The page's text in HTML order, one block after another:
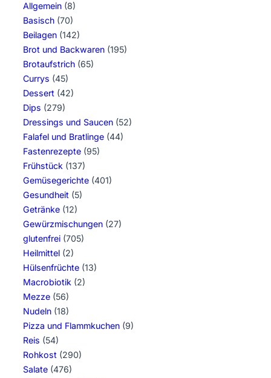
Allgemein (8)
Basisch (70)
Beilagen (142)
Brot und Backwaren (195)
Brotaufstrich (65)
Currys (45)
Dessert (42)
Dips (279)
Dressings und Saucen (52)
Falafel und Bratlinge (44)
Fastenrezepte (95)
Frühstück (137)
Gemüsegerichte (401)
Gesundheit (5)
Getränke (12)
Gewürzmischungen (27)
glutenfrei (705)
Heilmittel (2)
Hülsenfrüchte (13)
Macrobiotik (2)
Mezze (56)
Nudeln (18)
Pizza und Flammkuchen (9)
Reis (54)
Rohkost (290)
Salate (476)